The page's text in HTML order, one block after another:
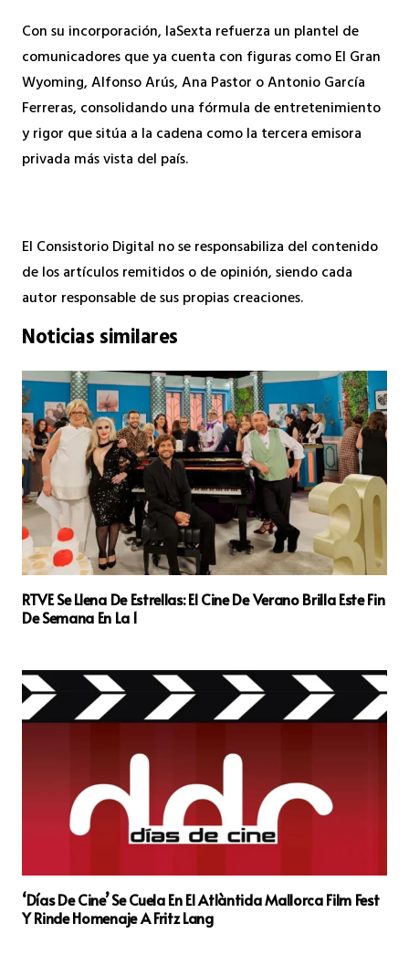
Con su incorporación, laSexta refuerza un plantel de
comunicadores que ya cuenta con figuras como El Gran
Wyoming, Alfonso Arús, Ana Pastor o Antonio García
Ferreras, consolidando una fórmula de entretenimiento
y rigor que sitúa a la cadena como la tercera emisora
privada más vista del país.
El Consistorio Digital no se responsabiliza del contenido
de los artículos remitidos o de opinión, siendo cada
autor responsable de sus propias creaciones.
Noticias similares
RTVE Se Llena De Estrellas: El Cine De Verano Brilla Este Fin
De Semana En La 1
‘Días De Cine’ Se Cuela En El Atlàntida Mallorca Film Fest
Y Rinde Homenaje A Fritz Lang